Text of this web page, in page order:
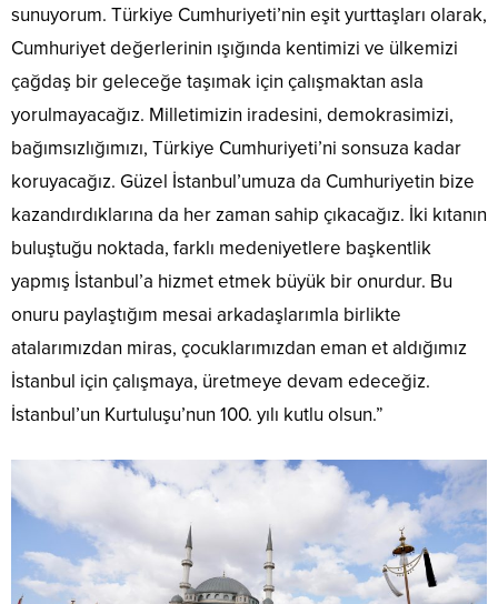
sunuyorum. Türkiye Cumhuriyeti’nin eşit yurttaşları olarak,
Cumhuriyet değerlerinin ışığında kentimizi ve ülkemizi
çağdaş bir geleceğe taşımak için çalışmaktan asla
yorulmayacağız. Milletimizin iradesini, demokrasimizi,
bağımsızlığımızı, Türkiye Cumhuriyeti’ni sonsuza kadar
koruyacağız. Güzel İstanbul’umuza da Cumhuriyetin bize
kazandırdıklarına da her zaman sahip çıkacağız. İki kıtanın
buluştuğu noktada, farklı medeniyetlere başkentlik
yapmış İstanbul’a hizmet etmek büyük bir onurdur. Bu
onuru paylaştığım mesai arkadaşlarımla birlikte
atalarımızdan miras, çocuklarımızdan eman et aldığımız
İstanbul için çalışmaya, üretmeye devam edeceğiz.
İstanbul’un Kurtuluşu’nun 100. yılı kutlu olsun.”